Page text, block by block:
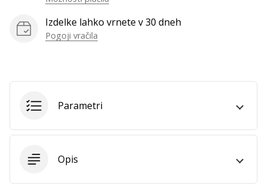
Izdelke lahko vrnete v 30 dneh
Pogoji vračila
Parametri
Opis